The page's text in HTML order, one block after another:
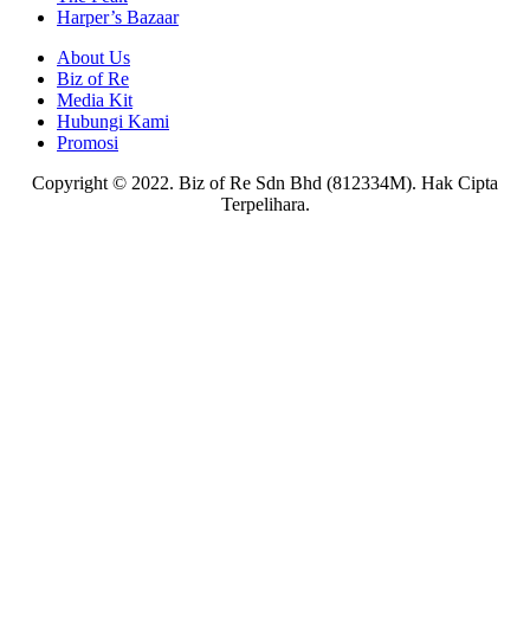
Harper’s Bazaar
About Us
Biz of Re
Media Kit
Hubungi Kami
Promosi
Copyright © 2022. Biz of Re Sdn Bhd (812334M). Hak Cipta
Terpelihara.